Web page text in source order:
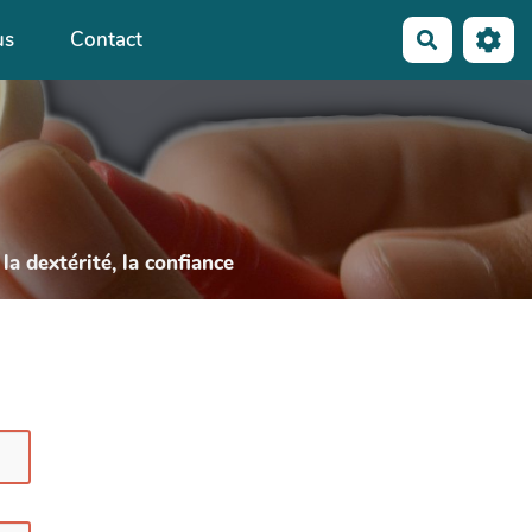
Contact
dextérité, la confiance